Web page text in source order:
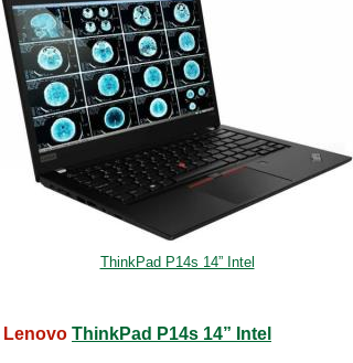
Lenovo ThinkPad P14s 14” Intel
ThinkPad P14s 14” Intel